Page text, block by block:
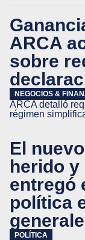
ARCA
sobre
NEGOCIOS &
ARCA detalló
régimen
El
herido y
entregó
política
POLÍTICA